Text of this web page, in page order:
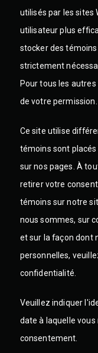
utilisés par les sites
utilisateur plus
stocker des
strictement
Pour tous les
de votre permission.
Ce site utilise
témoins sont
sur nos pages. À
retirer votre
témoins sur notre
nous sommes, sur
et sur la façon dont
personnelles,
confidentialité.
Veuillez indiquer
date à laquelle
consentement.